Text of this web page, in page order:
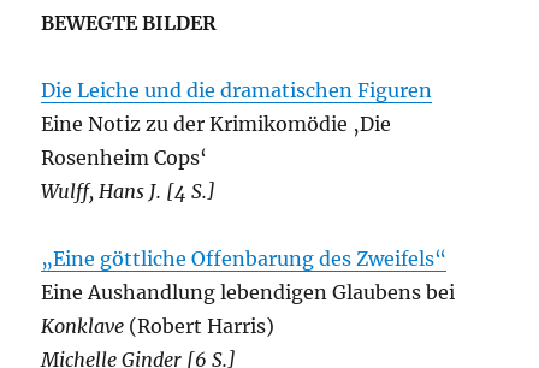
BEWEGTE BILDER
Die Leiche und die dramatischen Figuren
Eine Notiz zu der Krimikomödie ‚Die
Rosenheim Cops‘
Wulff, Hans J. [4 S.]
„Eine göttliche Offenbarung des Zweifels“
Eine Aushandlung lebendigen Glaubens bei
Konklave (Robert Harris)
Michelle Ginder [6 S.]